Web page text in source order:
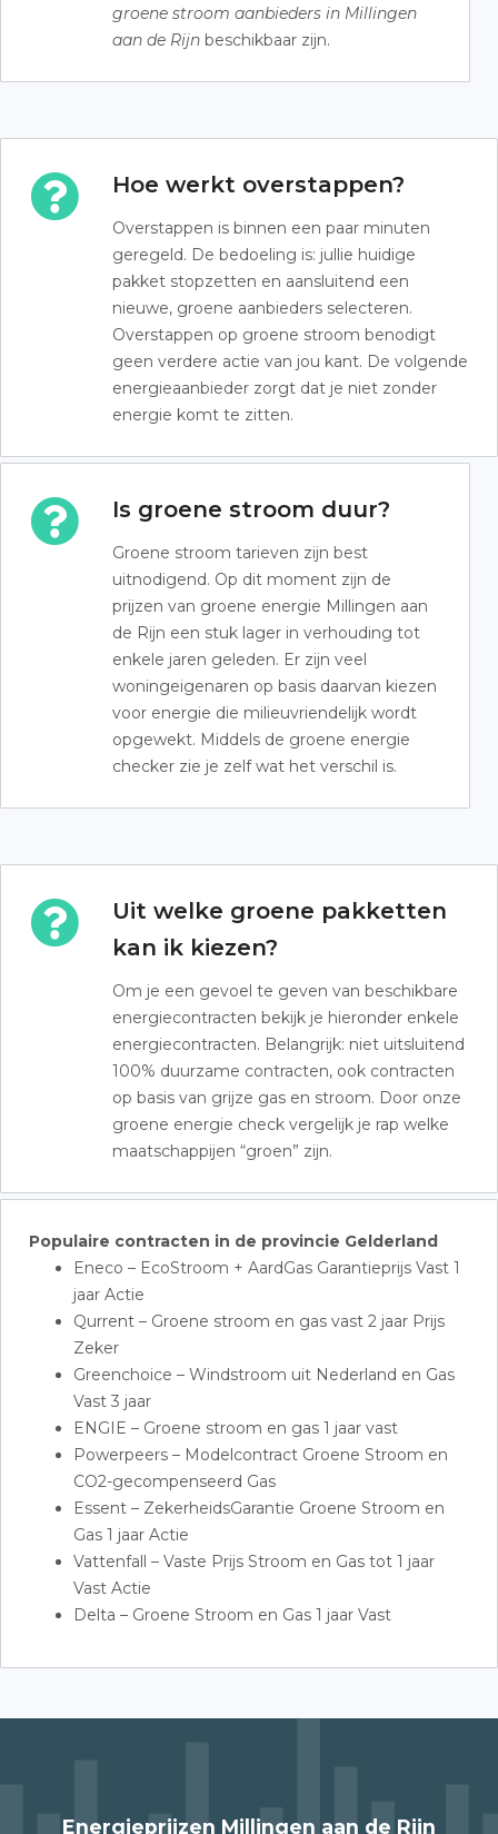
groene stroom aanbieders in Millingen
aan de Rijn beschikbaar zijn.
Hoe werkt overstappen?
Overstappen is binnen een paar minuten
geregeld. De bedoeling is: jullie huidige
pakket stopzetten en aansluitend een
nieuwe, groene aanbieders selecteren.
Overstappen op groene stroom benodigt
geen verdere actie van jou kant. De volgende
energieaanbieder zorgt dat je niet zonder
energie komt te zitten.
Is groene stroom duur?
Groene stroom tarieven zijn best
uitnodigend. Op dit moment zijn de
prijzen van groene energie Millingen aan
de Rijn een stuk lager in verhouding tot
enkele jaren geleden. Er zijn veel
woningeigenaren op basis daarvan kiezen
voor energie die milieuvriendelijk wordt
opgewekt. Middels de groene energie
checker zie je zelf wat het verschil is.
Uit welke groene pakketten
kan ik kiezen?
Om je een gevoel te geven van beschikbare
energiecontracten bekijk je hieronder enkele
energiecontracten. Belangrijk: niet uitsluitend
100% duurzame contracten, ook contracten
op basis van grijze gas en stroom. Door onze
groene energie check vergelijk je rap welke
maatschappijen “groen” zijn.
Populaire contracten in de provincie Gelderland
Eneco – EcoStroom + AardGas Garantieprijs Vast 1
jaar Actie
Qurrent – Groene stroom en gas vast 2 jaar Prijs
Zeker
Greenchoice – Windstroom uit Nederland en Gas
Vast 3 jaar
ENGIE – Groene stroom en gas 1 jaar vast
Powerpeers – Modelcontract Groene Stroom en
CO2-gecompenseerd Gas
Essent – ZekerheidsGarantie Groene Stroom en
Gas 1 jaar Actie
Vattenfall – Vaste Prijs Stroom en Gas tot 1 jaar
Vast Actie
Delta – Groene Stroom en Gas 1 jaar Vast
Energieprijzen Millingen aan de Rijn